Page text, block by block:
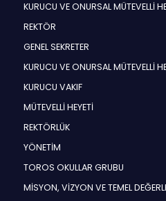
KURUCU VE ONURSAL MÜTEVELLİ
REKTÖR
GENEL SEKRETER
KURUCU VE ONURSAL MÜTEVELLİ
KURUCU VAKIF
MÜTEVELLİ HEYETİ
REKTÖRLÜK
YÖNETİM
TOROS OKULLAR GRUBU
MİSYON, VİZYON VE TEMEL